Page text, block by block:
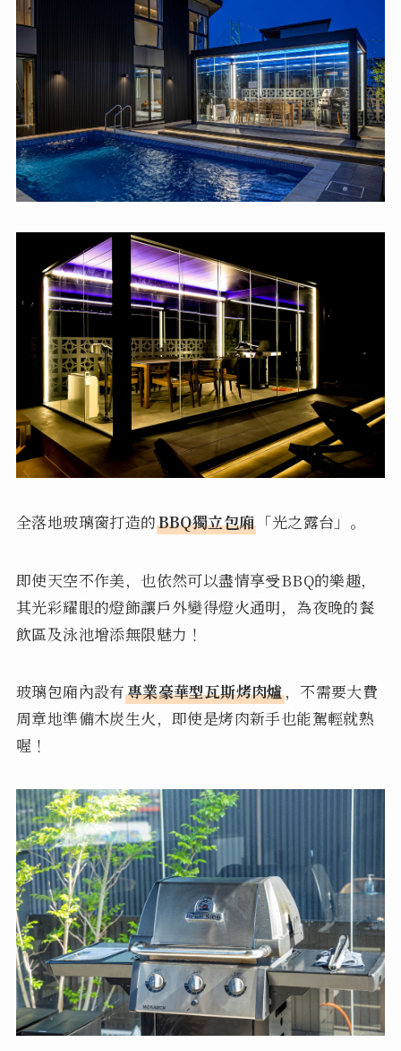
全落地玻璃窗打造的BBQ獨立包廂 「光之露台」。
即使天空不作美，也依然可以盡情享受BBQ的樂趣，
其光彩耀眼的燈飾讓戶外變得燈火通明，為夜晚的餐
飲區及泳池增添無限魅力！
玻璃包廂內設有專業豪華型瓦斯烤肉爐，不需要大費
周章地準備木炭生火，即使是烤肉新手也能駕輕就熟
喔！